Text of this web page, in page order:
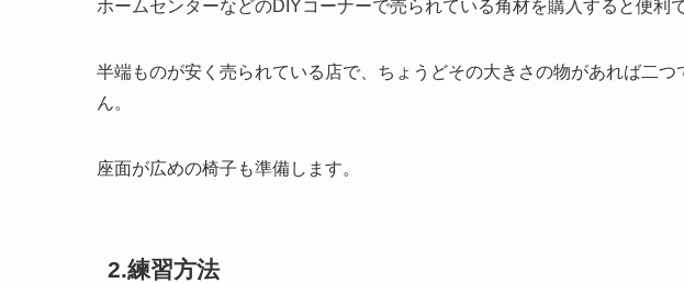
ホームセンターなどのDIYコーナーで売られている角材を購入すると便利で
半端ものが安く売られている店で、ちょうどその大きさの物があれば二
ん。
座面が広めの椅子も準備します。
2.練習方法